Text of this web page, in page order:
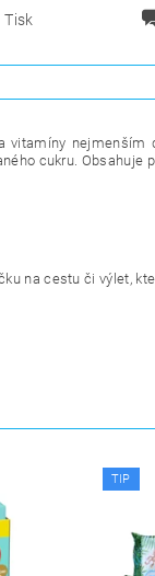
Tisk
vitamíny nejmenším
cukru. Obsahuje
na cestu či výlet,
TIP